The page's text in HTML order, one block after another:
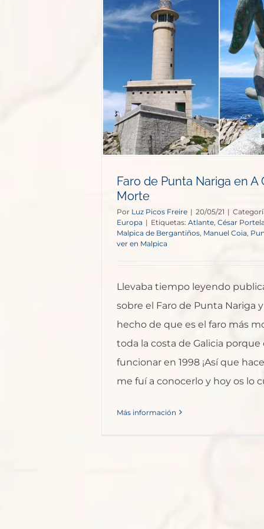
Faro de Punta Nariga en A
Morte
Por Luz Picos Freire | 20/05/21 |
Europa | Etiquetas: Atlante César
Malpica de Bergantiños Manuel Coia
ver en Malpica
Llevaba tiempo leyendo
sobre el Faro de Punta Nariga
hecho de que es el faro más
toda la costa de Galicia porque
funcionar en 1998 ¡Así que
me fuí a conocerlo y hoy os lo
Más información